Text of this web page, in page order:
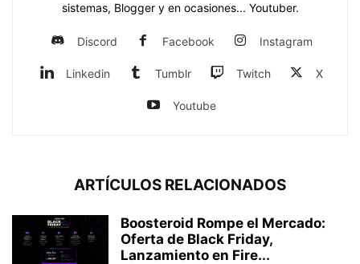
sistemas, Blogger y en ocasiones... Youtuber.
Discord Facebook Instagram
Linkedin Tumblr Twitch X
Youtube
ARTÍCULOS RELACIONADOS
Boosteroid Rompe el Mercado:
Oferta de Black Friday,
Lanzamiento en Fire...